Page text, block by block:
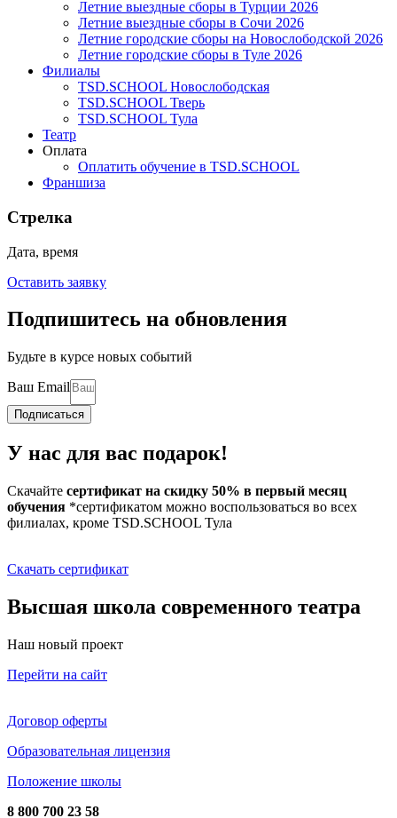
Летние выездные сборы в Турции 2026
Летние выездные сборы в Сочи 2026
Летние городские сборы на Новослободской 2026
Летние городские сборы в Туле 2026
Филиалы
TSD.SCHOOL Новослободская
TSD.SCHOOL Тверь
TSD.SCHOOL Тула
Театр
Оплата
Оплатить обучение в TSD.SCHOOL
Франшиза
Стрелка
Дата, время
Оставить заявку
Подпишитесь на обновления
Будьте в курсе новых событий
Ваш Email
Подписаться
У нас для вас подарок!
Скачайте сертификат на скидку 50% в первый месяц
обучения *сертификатом можно воспользоваться во всех
филиалах, кроме TSD.SCHOOL Тула
Скачать сертификат
Высшая школа современного театра
Наш новый проект
Перейти на сайт
Договор оферты
Образовательная лицензия
Положение школы
8 800 700 23 58